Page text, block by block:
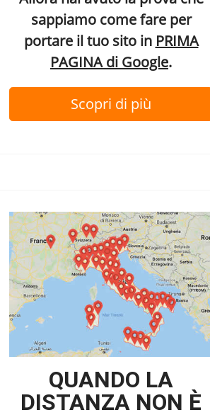
sappiamo come fare per
portare il tuo sito in PRIMA
PAGINA di Google.
Scopri di più
QUANDO LA
DISTANZA NON È